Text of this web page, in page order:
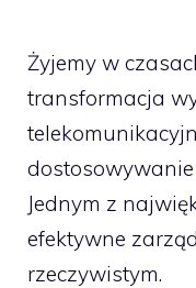
Żyjemy w
transformacja
Jednym z
efektywne
rzeczywistym.